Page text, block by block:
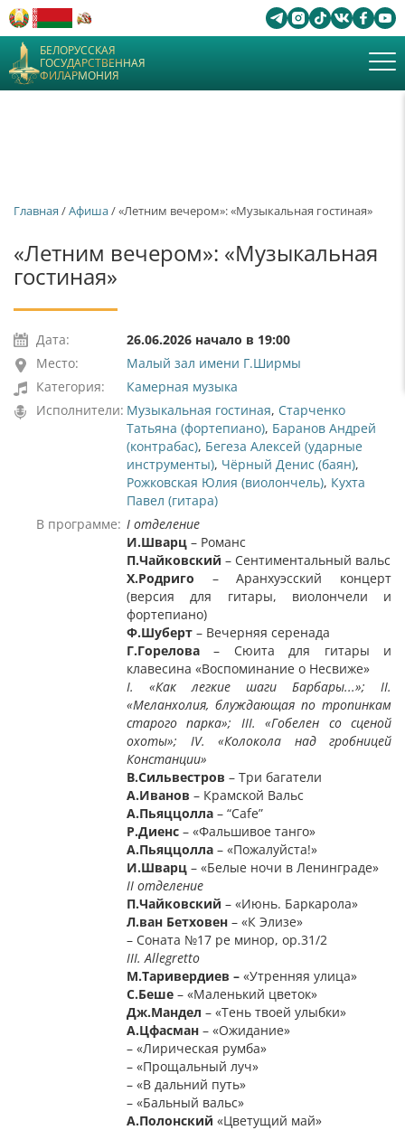
БЕЛОРУССКАЯ
ГОСУДАРСТВЕННАЯ
ФИЛАРМОНИЯ
Главная /Афиша/ «Летним вечером»: «Музыкальная гостиная»
«Летним вечером»: «Музыкальная
гостиная»
Дата:
26.06.2026 начало в 19:00
Место:
Малый зал имени Г.Ширмы
Категория:
Камерная музыка
Исполнители: Музыкальная гостиная, Старченко
Татьяна (фортепиано), Баранов Андрей
(контрабас), Бегеза Алексей (ударные
инструменты), Чёрный Денис (баян),
Рожковская Юлия (виолончель), Кухта
Павел (гитара)
В программе: І отделение
И.Шварц – Романс
П.Чайковский – Сентиментальный вальс
Х.Родриго – Аранхуэcский концерт
(версия для гитары, виолончели и
фортепиано)
Ф.Шуберт – Вечерняя серенада
Г.Горелова – Сюита для гитары и
клавесина «Воспоминание о Несвиже»
I. «Как легкие шаги Барбары...»; II.
«Меланхолия, блуждающая по тропинкам
старого парка»; III. «Гобелен со сценой
охоты»; IV. «Колокола над гробницей
Констанции»
В.Сильвестров – Три багатели
А.Иванов – Крамской Вальс
А.Пьяццолла – “Cafe”
Р.Диенс – «Фальшивое танго»
А.Пьяццолла – «Пожалуйста!»
И.Шварц – «Белые ночи в Ленинграде»
II отделение
П.Чайковский – «Июнь. Баркарола»
Л.ван Бетховен – «К Элизе»
– Соната №17 ре минор, ор.31/2
III. Allegretto
М.Таривердиев – «Утренняя улица»
С.Беше – «Маленький цветок»
Дж.Мандел – «Тень твоей улыбки»
А.Цфасман – «Ожидание»
– «Лирическая румба»
– «Прощальный луч»
– «В дальний путь»
– «Бальный вальс»
А.Полонский «Цветущий май»